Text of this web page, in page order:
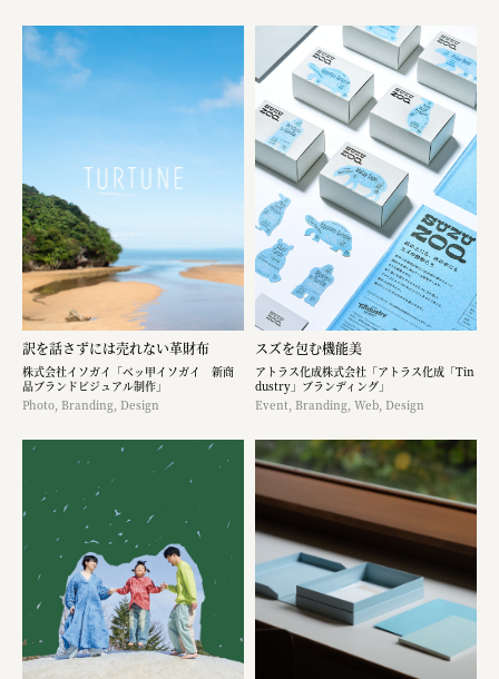
訳を話さずには売れない革財布
株式会社イソガイ「ベッ甲イソガイ 新商
品ブランドビジュアル制作」
Photo, Branding, Design
スズを包む機能美
アトラス化成株式会社「アトラス化成「Tin
dustry」ブランディング」
Event, Branding, Web, Design